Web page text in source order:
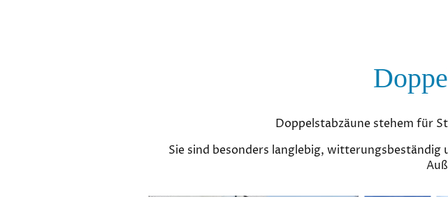
Doppelstabzäune stehem für
Sie sind besonders langlebig,